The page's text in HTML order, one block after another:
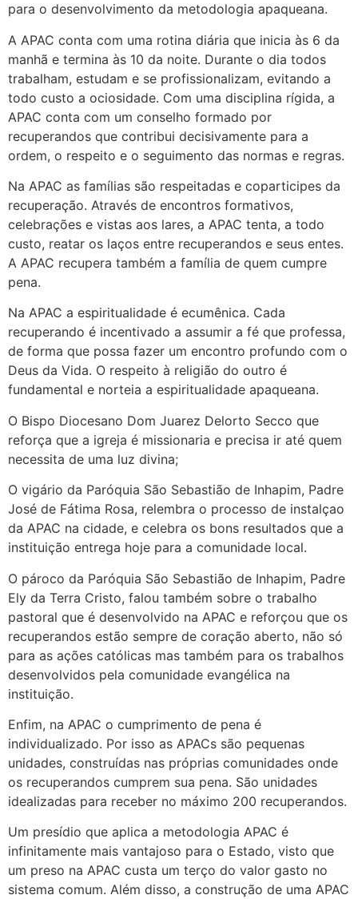
para o desenvolvimento da metodologia apaqueana.
A APAC conta com uma rotina diária que inicia às 6 da
manhã e termina às 10 da noite. Durante o dia todos
trabalham, estudam e se profissionalizam, evitando a
todo custo a ociosidade. Com uma disciplina rígida, a
APAC conta com um conselho formado por
recuperandos que contribui decisivamente para a
ordem, o respeito e o seguimento das normas e regras.
Na APAC as famílias são respeitadas e coparticipes da
recuperação. Através de encontros formativos,
celebrações e vistas aos lares, a APAC tenta, a todo
custo, reatar os laços entre recuperandos e seus entes.
A APAC recupera também a família de quem cumpre
pena.
Na APAC a espiritualidade é ecumênica. Cada
recuperando é incentivado a assumir a fé que professa,
de forma que possa fazer um encontro profundo com o
Deus da Vida. O respeito à religião do outro é
fundamental e norteia a espiritualidade apaqueana.
O Bispo Diocesano Dom Juarez Delorto Secco que
reforça que a igreja é missionaria e precisa ir até quem
necessita de uma luz divina;
O vigário da Paróquia São Sebastião de Inhapim, Padre
José de Fátima Rosa, relembra o processo de instalçao
da APAC na cidade, e celebra os bons resultados que a
instituição entrega hoje para a comunidade local.
O pároco da Paróquia São Sebastião de Inhapim, Padre
Ely da Terra Cristo, falou também sobre o trabalho
pastoral que é desenvolvido na APAC e reforçou que os
recuperandos estão sempre de coração aberto, não só
para as ações católicas mas também para os trabalhos
desenvolvidos pela comunidade evangélica na
instituição.
Enfim, na APAC o cumprimento de pena é
individualizado. Por isso as APACs são pequenas
unidades, construídas nas próprias comunidades onde
os recuperandos cumprem sua pena. São unidades
idealizadas para receber no máximo 200 recuperandos.
Um presídio que aplica a metodologia APAC é
infinitamente mais vantajoso para o Estado, visto que
um preso na APAC custa um terço do valor gasto no
sistema comum. Além disso, a construção de uma APAC